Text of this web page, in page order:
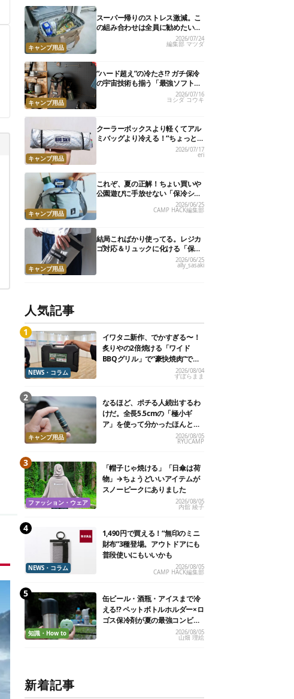
キャンプ用品
スーパー帰りのストレス激減。こ
の組み合わせは全員に勧めたい
【編集部のリアル購入品】2026/07/24
編集部 マツダ
キャンプ用品
“ハード超え”の冷たさ!? ガチ保冷
の宇宙技術も揃う「最強ソフトク
ーラー」17選
2026/07/16
ヨシダ コウキ
キャンプ用品
クーラーボックスより軽くてアル
ミバッグより冷える！“ちょっと
の保冷”に大活躍の軽量バッグ7選
2026/07/17
eri
キャンプ用品
これぞ、夏の正解！ちょい買いや
公園遊びに手放せない「保冷ショ
2026/06/25
CAMP HACK編集部
キャンプ用品
結局こればかり使ってる。レジカ
ゴ対応＆リュックに化ける「保冷
2026/06/25
ally_sasaki
人気記事
NEWS・コラム
イワタニ新作、でかすぎる〜！
炙りやの2倍焼ける「ワイド
BBQグリル」で“豪快焼肉”でき
2026/08/04
ずぼらまま
キャンプ用品
なるほど、ポチる人続出するわ
けだ。全長5.5cmの「極小ギ
ア」を使って分かったほんとの
2026/08/05
RYUCAMP
ファッション・ウェア
「帽子じゃ焼ける」「日傘は荷
物」→ちょうどいいアイテムが
スノーピークにありました
2026/08/05
内舘 綾子
NEWS・コラム
1,490円で買える！“無印のミニ
財布”3種登場。アウトドアにも
普段使いにもいいかも
2026/08/05
CAMP HACK編集部
知識・How to
缶ビール・酒瓶・アイスまで冷
える!? ペットボトルホルダー×ロ
ゴス保冷剤が夏の最強コンビだ
2026/08/05
山畑 理絵
新着記事